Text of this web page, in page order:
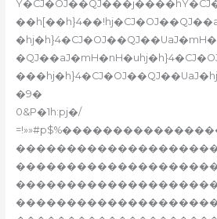
�9�
0&P�1h:pj�/